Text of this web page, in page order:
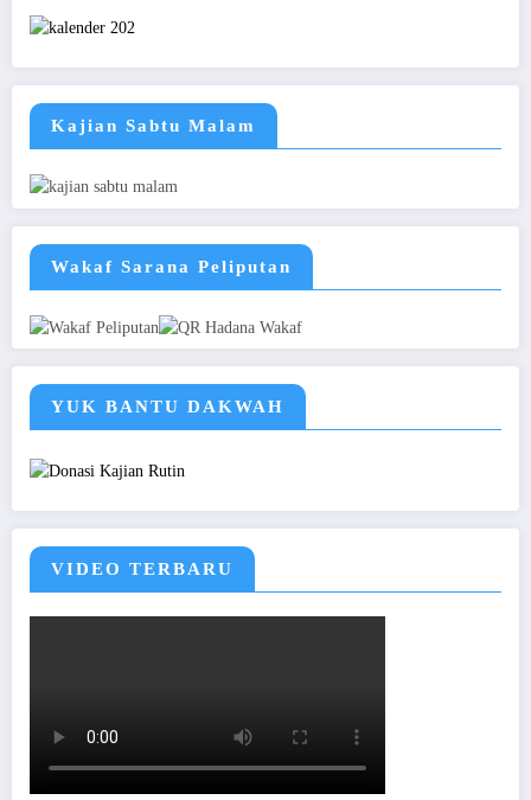
Kajian Sabtu Malam
Wakaf Sarana Peliputan
YUK BANTU DAKWAH
VIDEO TERBARU